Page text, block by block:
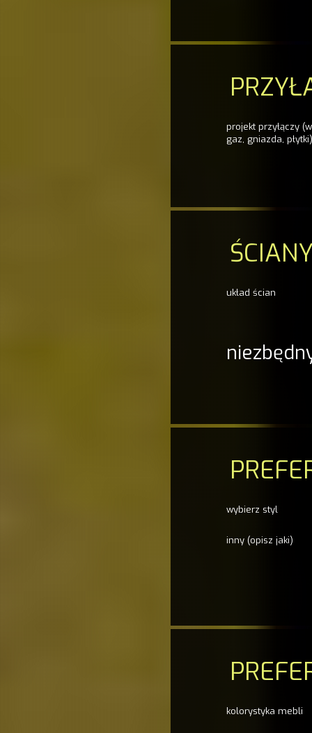
projekt przyłączy
gaz, gniazda, płytki)
układ ścian
wybierz styl
inny (opisz jaki)
kolorystyka mebli